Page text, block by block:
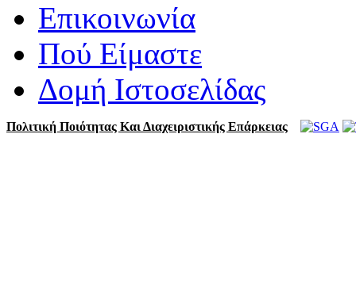
Επικοινωνία
Πού Είμαστε
Δομή Ιστοσελίδας
Πολιτική Ποιότητας Και Διαχειριστικής Επάρκειας